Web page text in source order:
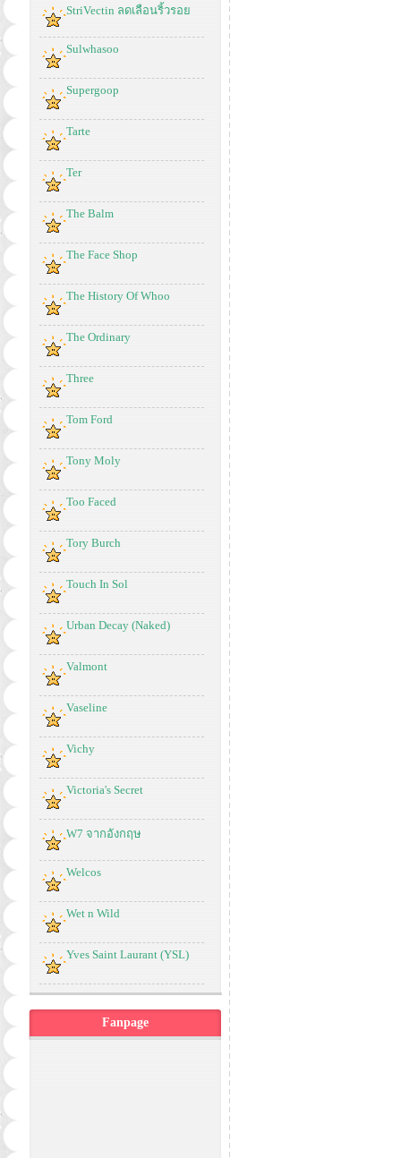
StriVectin ลดเลือนริ้วรอย
Sulwhasoo
Supergoop
Tarte
Ter
The Balm
The Face Shop
The History Of Whoo
The Ordinary
Three
Tom Ford
Tony Moly
Too Faced
Tory Burch
Touch In Sol
Urban Decay (Naked)
Valmont
Vaseline
Vichy
Victoria's Secret
W7 จากอังกฤษ
Welcos
Wet n Wild
Yves Saint Laurant (YSL)
Fanpage